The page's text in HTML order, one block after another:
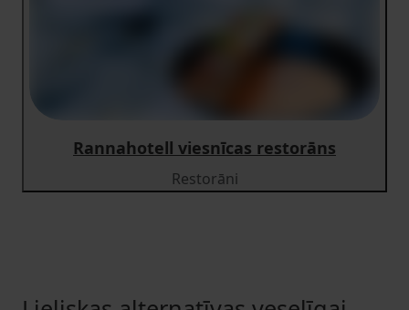
Rannahotell viesnīcas restorāns
Restorāni